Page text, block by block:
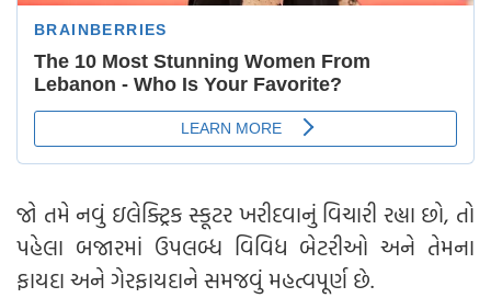
જો તમે નવું ઇલેક્ટ્રિક સ્કૂટર ખરીદવાનું વિચારી રહ્યા છો, તો
પહેલા બજારમાં ઉપલબ્ધ વિવિધ બેટરીઓ અને તેમના
ફાયદા અને ગેરફાયદાને સમજવું મહત્વપૂર્ણ છે.